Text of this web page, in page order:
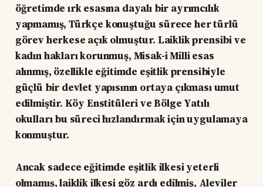
öğretimde ırk esasına dayalı bir ayrımcılık
yapmamış, Türkçe konuştuğu sürece her türlü
görev herkese açık olmuştur. Laiklik prensibi ve
kadın hakları korunmuş, Misak-i Milli esas
alınmış, özellikle eğitimde eşitlik prensibiyle
güçlü bir devlet yapısının ortaya çıkması umut
edilmiştir. Köy Enstitüleri ve Bölge Yatılı
okulları bu süreci hızlandırmak için uygulamaya
konmuştur.
Ancak sadece eğitimde eşitlik ilkesi yeterli
olmamış, laiklik ilkesi göz ardı edilmiş, Aleviler